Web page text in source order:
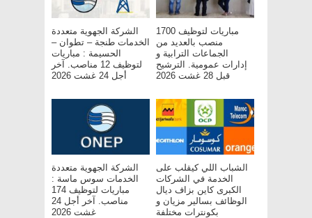
الشركة الجهوية متعددة
الخدمات طنجة – تطوان –
الحسيمة : مباريات
لتوظيف 12 مناصب. آخر
أجل 24 غشت 2026
مباريات لتوظيف 1700
منصب بالعديد من
الجماعات الترابية و
إدارات عمومية. الترشيح
قبل 28 غشت 2026
الشركة الجهوية متعددة
الخدمات سوس ماسة :
مباريات لتوظيف 174
مناصب. آخر أجل 24
غشت 2026
الشباب اللي كيقلب على
الخدمة في الشركات
الكبرى كاين بزاف ديال
الوظائف بسالير مزيان و
بكونترات مختلفة